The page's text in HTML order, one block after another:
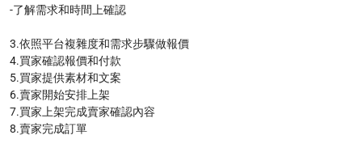
-了解需求和時間上確認
3.依照平台複雜度和需求步驟做報價
4.買家確認報價和付款
5.買家提供素材和文案
6.賣家開始安排上架
7.買家上架完成賣家確認內容
8.賣家完成訂單